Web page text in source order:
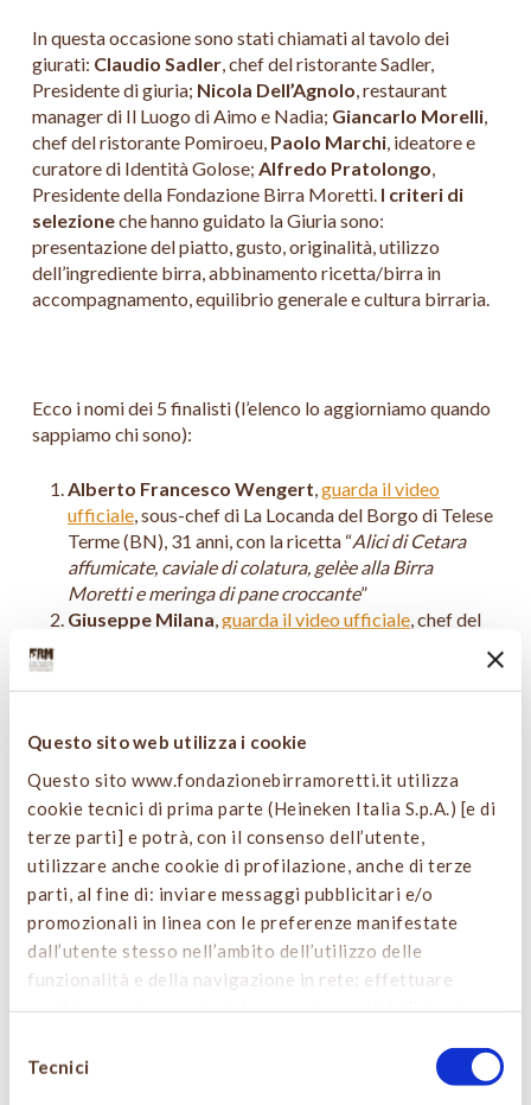
Questo sito web utilizza i cookie
Questo sito www.fondazionebirramoretti.it utilizza
cookie tecnici di prima parte (Heineken Italia S.p.A.) [e di
terze parti] e potrà, con il consenso dell’utente,
utilizzare anche cookie di profilazione, anche di terze
parti, al fine di: inviare messaggi pubblicitari e/o
promozionali in linea con le preferenze manifestate
dall’utente stesso nell’ambito dell’utilizzo delle
funzionalità e della navigazione in rete; effettuare
analisi e monitoraggio dei comportamenti dell’utente.
acconsente all’uso di tutti i cookie non tecnici, inclusi
quindi quelli di profilazione e analitici. Il consenso è
delTecnici
In questa occasione sono stati chiamati al tavolo dei
giurati: Claudio Sadler, chef del ristorante Sadler,
Presidente di giuria; Nicola Dell’Agnolo, restaurant
manager di Il Luogo di Aimo e Nadia; Giancarlo Morelli,
chef del ristorante Pomiroeu, Paolo Marchi, ideatore e
curatore di Identità Golose; Alfredo Pratolongo,
Presidente della Fondazione Birra Moretti. I criteri di
selezioneche hanno guidato la Giuria sono:
presentazione del piatto, gusto, originalità, utilizzo
dell’ingrediente birra, abbinamento ricetta/birra in
accompagnamento, equilibrio generale e cultura birraria.
Ecco i nomi dei 5 finalisti (l’elenco lo aggiorniamo quando
sappiamo chi sono):
Alberto Francesco Wengert,guarda il video
ufficiale, sous-chef di La Locanda del Borgo di Telese
Terme (BN), 31 anni, con la ricetta “Alici di Cetara
affumicate, caviale di colatura, gelèe alla Birra
Moretti e meringa di pane croccante”
Giuseppe Milana,guarda il video ufficiale, chef del
Davide Marzullo,guarda il video ufficiale, chef de
(CO), 22 anni, con la ricetta “La zucca incontra i Grani
Antichi ”
Salvatore Avallone,guarda il video ufficiale , chef
del Cetaria Ristorante di Baronissi (SA), 35 anni, con
la ricetta “
Baccalà.it
”
guarda il video ufficiale
chef al La Posta Vecchia Hotel di Palo Laziale –
Ladispoli (RM), 29 anni, con la ricetta “Petto di
quaglia, caramello di IPA e le rosse”.
il sesto finalista, infatti, sarà
decretato attraverso il voto popolare
Da lunedì 26